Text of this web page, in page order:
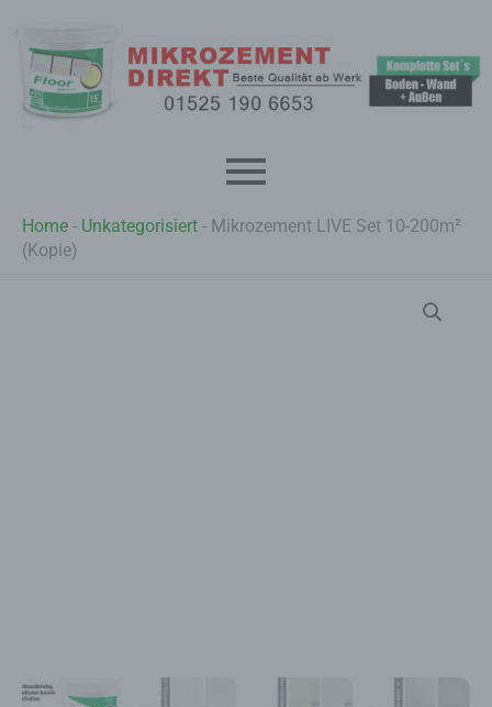
springen
Home - Unkategorisiert - Mikrozement LIVE Set 10-200m²
(Kopie)